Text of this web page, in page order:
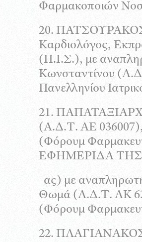
Φαρμακοποιών
20.
Καρδιολόγος,
(Π.Ι.Σ.), με
Κωνσταντίνου
Πανελληνίου
21.
(Α.Δ.Τ. ΑΕ
(Φόρουμ
ΕΦΗΜΕΡΙ∆Α TΗΣ
ας) με
Θωμά (Α.Δ.Τ. ΑΚ
(Φόρουμ
22.